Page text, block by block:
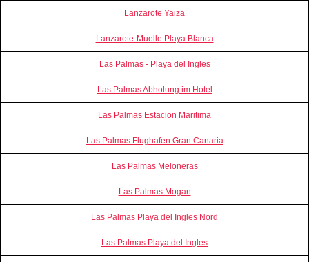
Lanzarote Yaiza
Lanzarote-Muelle Playa Blanca
Las Palmas - Playa del Ingles
Las Palmas Abholung im Hotel
Las Palmas Estacion Maritima
Las Palmas Flughafen Gran Canaria
Las Palmas Meloneras
Las Palmas Mogan
Las Palmas Playa del Ingles Nord
Las Palmas Playa del Ingles